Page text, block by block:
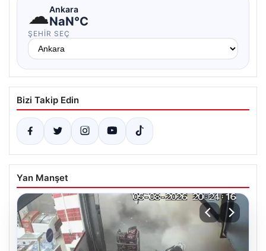
☁Ankara
NaN°C
ŞEHIR SEÇ
Bizi Takip Edin
Yan Manşet